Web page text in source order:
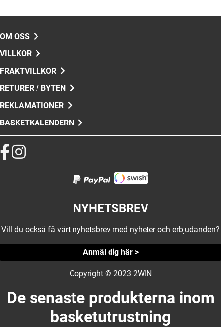
OM OSS
VILLKOR
FRAKTVILLKOR
RETURER / BYTEN
REKLAMATIONER
BASKETKALENDERN
NYHETSBREV
Vill du också få vårt nyhetsbrev med nyheter och erbjudanden?
Anmäl dig här >
Copyright © 2023 2WIN
De senaste produkterna inom
basketutrustning